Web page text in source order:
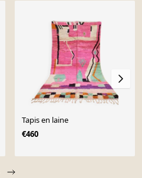
Tapis en laine
€460